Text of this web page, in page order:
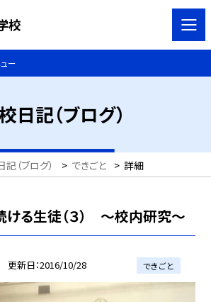
校
ー
日記（ブログ）
（ブログ） > できごと > 詳細
る生徒（３） 〜校内研究〜
更新日 2016/10/28 できごと